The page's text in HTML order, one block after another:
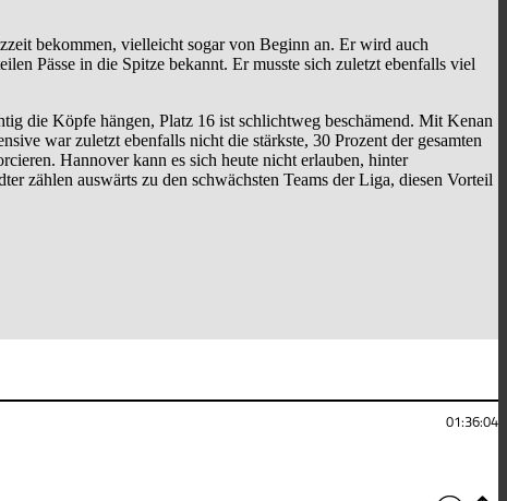
bekommen, vielleicht sogar von Beginn an. Er wird auch
Pässe in die Spitze bekannt. Er musste sich zuletzt ebenfalls viel
die Köpfe hängen, Platz 16 ist schlichtweg beschämend. Mit Kenan
war zuletzt ebenfalls nicht die stärkste, 30 Prozent der gesamten
Hannover kann es sich heute nicht erlauben, hinter
zählen auswärts zu den schwächsten Teams der Liga, diesen Vorteil